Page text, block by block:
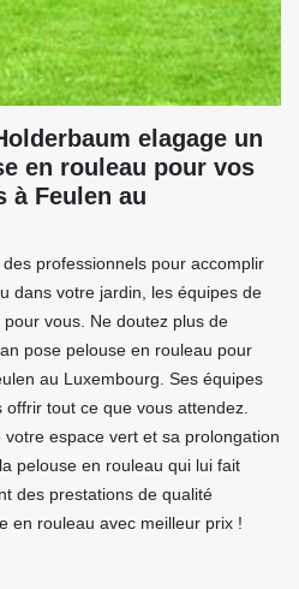
elagage un
en rouleau pour vos
à Feulen au
professionnels pour accomplir
dans votre jardin, les équipes de
vous. Ne doutez plus de
pose pelouse en rouleau pour
au Luxembourg. Ses équipes
tout ce que vous attendez.
votre espace vert et sa prolongation
pelouse en rouleau qui lui fait
des prestations de qualité
en rouleau avec meilleur prix !